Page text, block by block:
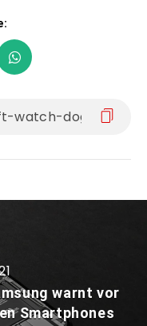
warnt vor
Smartphones